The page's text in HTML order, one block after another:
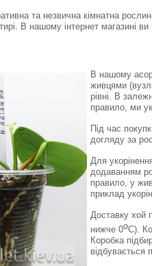
та незвична кімнатна
В нашому інтернет магазині
В нашому
живцями
рівні. В
правило, ми
Під час
догляду за
Для
додаванням
правило, у
приклад
Доставку хой
нижче 0оС).
Коробка
відбувається